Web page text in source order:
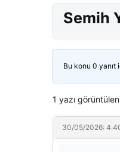
Semih
Bu konu 0 yanıt
1 yazı
30/05/2026: